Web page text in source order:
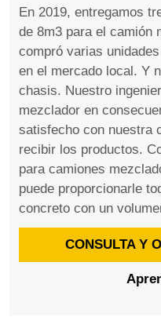
En 2019, entregamos
de 8m3 para el camión
compró varias
en el mercado local. Y
chasis. Nuestro
mezclador en
satisfecho con nuestra
recibir los productos.
para camiones
puede proporcionarle
concreto con un
CONSULTA Y